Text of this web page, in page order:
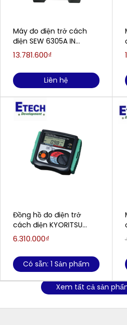
Máy đo điện trở cách
điện SEW 6305A IN
(5kV,10TΩ )
13.781.600₫
Liên hệ
Đồng hồ đo điện trở
cách điện KYORITSU
3005A
6.310.000₫
Có sẵn: 1 Sản phẩm
Xem tất cả sản